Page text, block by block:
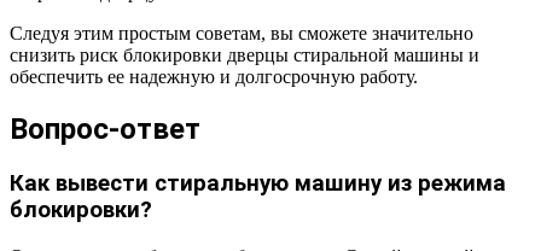
Следуя этим простым советам, вы сможете значительно
снизить риск блокировки дверцы стиральной машины и
обеспечить ее надежную и долгосрочную работу.
Вопрос-ответ
Как вывести стиральную машину из режима
блокировки?